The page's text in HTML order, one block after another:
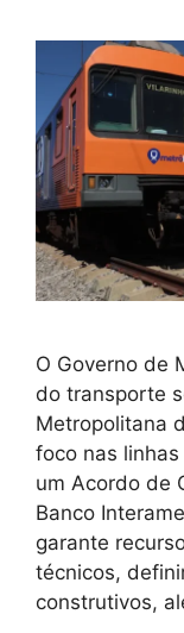
O Governo de
do transporte
Metropolitana
foco nas
um Acordo de
Banco
garante
técnicos,
construtivos,